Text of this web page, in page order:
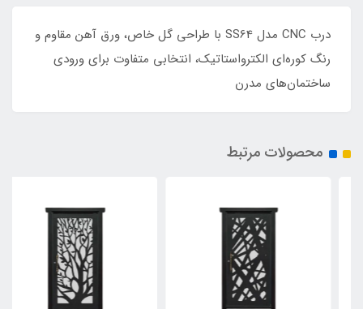
درب CNC مدل SS64 با طراحی گل خاص، ورق آهن مقاوم و
رنگ کوره‌ای الکترواستاتیک، انتخابی متفاوت برای ورودی
ساختمان‌های مدرن
محصولات مرتبط